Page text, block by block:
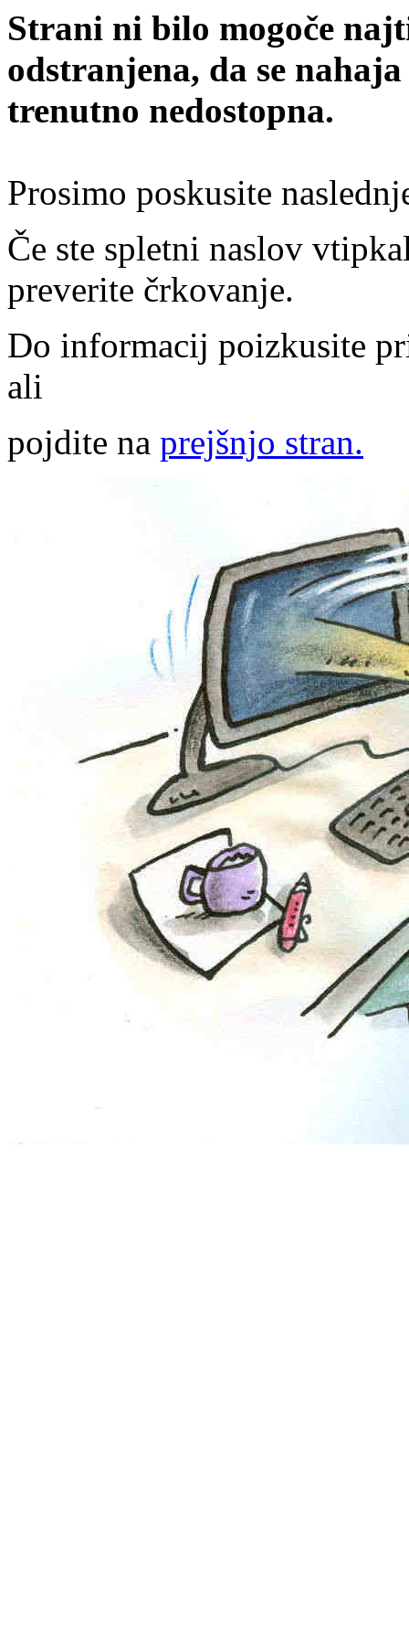
Strani ni bilo mogoče
odstranjena, da se
trenutno nedostopna.
Prosimo poskusite
Če ste spletni naslov
preverite črkovanje.
Do informacij poizkusite
ali
pojdite na prejšnjo stran.